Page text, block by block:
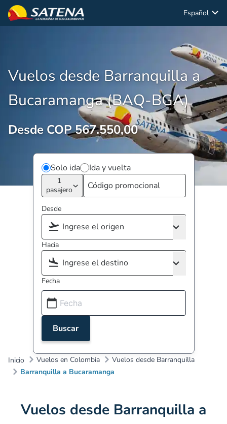
Español
Vuelos desde Barranquilla a
Bucaramanga (BAQ-BGA)
Desde COP 567.550,00
Solo ida Ida y vuelta
1
pasajero
Desde
Hacia
Fecha
Buscar
Inicio Vuelos en Colombia
Vuelos desde Barranquilla
Barranquilla a Bucaramanga
Vuelos desde Barranquilla a